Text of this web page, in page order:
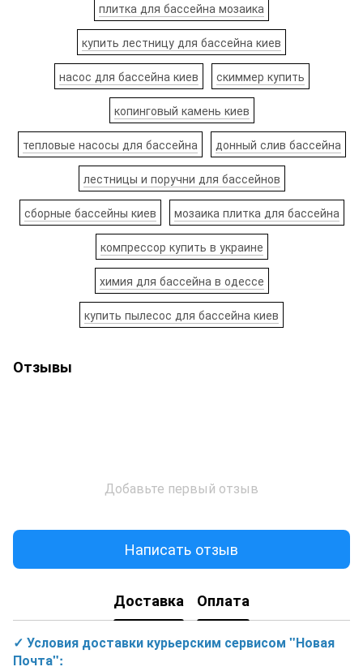
плитка для бассейна мозаика
купить лестницу для бассейна киев
насос для бассейна киев скиммер купить
копинговый камень киев
тепловые насосы для бассейна донный слив бассейна
лестницы и поручни для бассейнов
сборные бассейны киев мозаика плитка для бассейна
компрессор купить в украине
химия для бассейна в одессе
купить пылесос для бассейна киев
Отзывы
Добавьте первый отзыв
Написать отзыв
Доставка Оплата
✓ Условия доставки курьерским сервисом "Новая
Почта":